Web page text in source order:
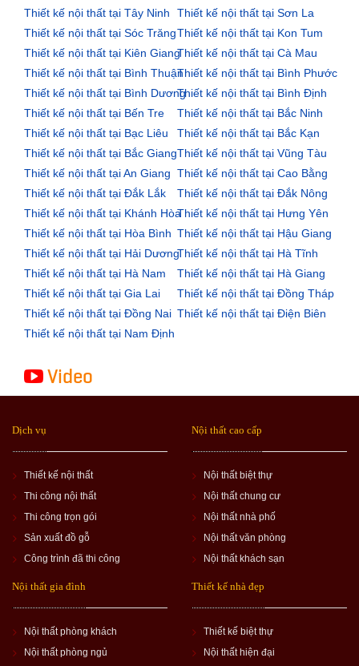
Thiết kế nội thất tại Tây Ninh
Thiết kế nội thất tại Sơn La
Thiết kế nội thất tại Sóc TrăngThiết kế nội thất tại Kon Tum
Thiết kế nội thất tại Kiên GiangThiết kế nội thất tại Cà Mau
Thiết kế nội thất tại Bình ThuậnThiết kế nội thất tại Bình Phước
Thiết kế nội thất tại Bình DươngThiết kế nội thất tại Bình Định
Thiết kế nội thất tại Bến Tre
Thiết kế nội thất tại Bắc Ninh
Thiết kế nội thất tại Bạc Liêu
Thiết kế nội thất tại Bắc Kạn
Thiết kế nội thất tại Bắc GiangThiết kế nội thất tại Vũng Tàu
Thiết kế nội thất tại An Giang Thiết kế nội thất tại Cao Bằng
Thiết kế nội thất tại Đắk Lắk
Thiết kế nội thất tại Đắk Nông
Thiết kế nội thất tại Khánh HòaThiết kế nội thất tại Hưng Yên
Thiết kế nội thất tại Hòa Bình Thiết kế nội thất tại Hậu Giang
Thiết kế nội thất tại Hải DươngThiết kế nội thất tại Hà Tĩnh
Thiết kế nội thất tại Hà Nam
Thiết kế nội thất tại Hà Giang
Thiết kế nội thất tại Gia Lai
Thiết kế nội thất tại Đồng Tháp
Thiết kế nội thất tại Đồng Nai Thiết kế nội thất tại Điện Biên
Thiết kế nội thất tại Nam Định
Video
Dịch vụ
Thiết kế nội thất
Thi công nội thất
Thi công trọn gói
Sản xuất đồ gỗ
Công trình đã thi công
Nội thất cao cấp
Nội thất biệt thự
Nội thất chung cư
Nội thất nhà phố
Nội thất văn phòng
Nội thất khách sạn
Nội thất gia đình
Nội thất phòng khách
Nội thất phòng ngủ
Thiết kế nhà đẹp
Thiết kế biệt thự
Nội thất hiện đại